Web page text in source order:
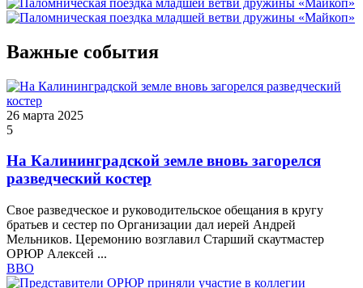
Важные события
26 марта 2025
5
На Калининградской земле вновь загорелся
разведческий костер
Свое разведческое и руководительское обещания в кругу
братьев и сестер по Организации дал иерей Андрей
Мельников. Церемонию возглавил Старший скаутмастер
ОРЮР Алексей ...
ВВО